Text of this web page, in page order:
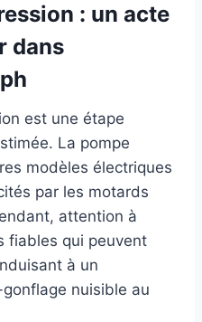
: un acte
dans
est une étape
La pompe
modèles électriques
par les motards
attention à
fiables qui peuvent
à un
nuisible au